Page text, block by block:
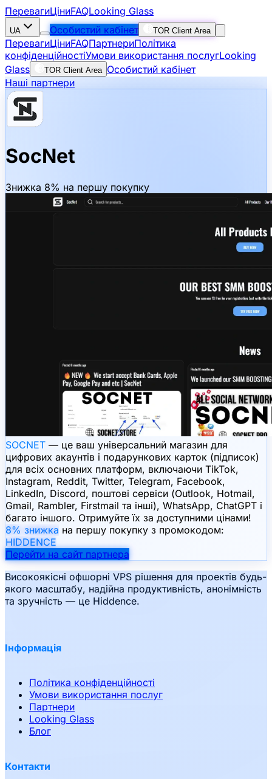
ПеревагиЦіниFAQLooking Glass
UA Особистий кабінет TOR Client Area
ПеревагиЦіниFAQПартнериПолітика
конфіденційностіУмови використання послугLooking
Glass
TOR Client Area Особистий кабінет
Наші партнери
SocNet
Знижка 8% на першу покупку
SOCNET — це ваш універсальний магазин для
цифрових акаунтів і подарункових карток (підписок)
для всіх основних платформ, включаючи TikTok,
Instagram, Reddit, Twitter, Telegram, Facebook,
LinkedIn, Discord, поштові сервіси (Outlook, Hotmail,
Gmail, Rambler, Firstmail та інші), WhatsApp, ChatGPT і
багато іншого. Отримуйте їх за доступними цінами!
8% знижка на першу покупку з промокодом:
HIDDENCE
Перейти на сайт партнера
Високоякісні офшорні VPS рішення для проектів будь-
якого масштабу, надійна продуктивність, анонімність
та зручність — це Hiddence.
Інформація
Політика конфіденційності
Умови використання послуг
Партнери
Looking Glass
Блог
Контакти